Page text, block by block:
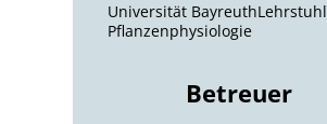
Universität BayreuthLehrstuhl
Pflanzenphysiologie
Betreuer